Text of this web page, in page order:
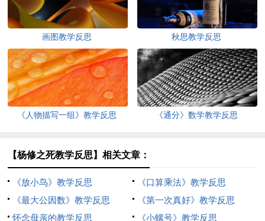
画图教学反思 秋思教学反思
《人物描写一组》教学反思 《通分》数学教学反思
【杨修之死教学反思】相关文章：
《放小鸟》教学反思
《口算乘法》教学反思
《最大公因数》教学反思
《第一次真好》教学反思
怀念母亲的教学反思
《小螺号》教学反思